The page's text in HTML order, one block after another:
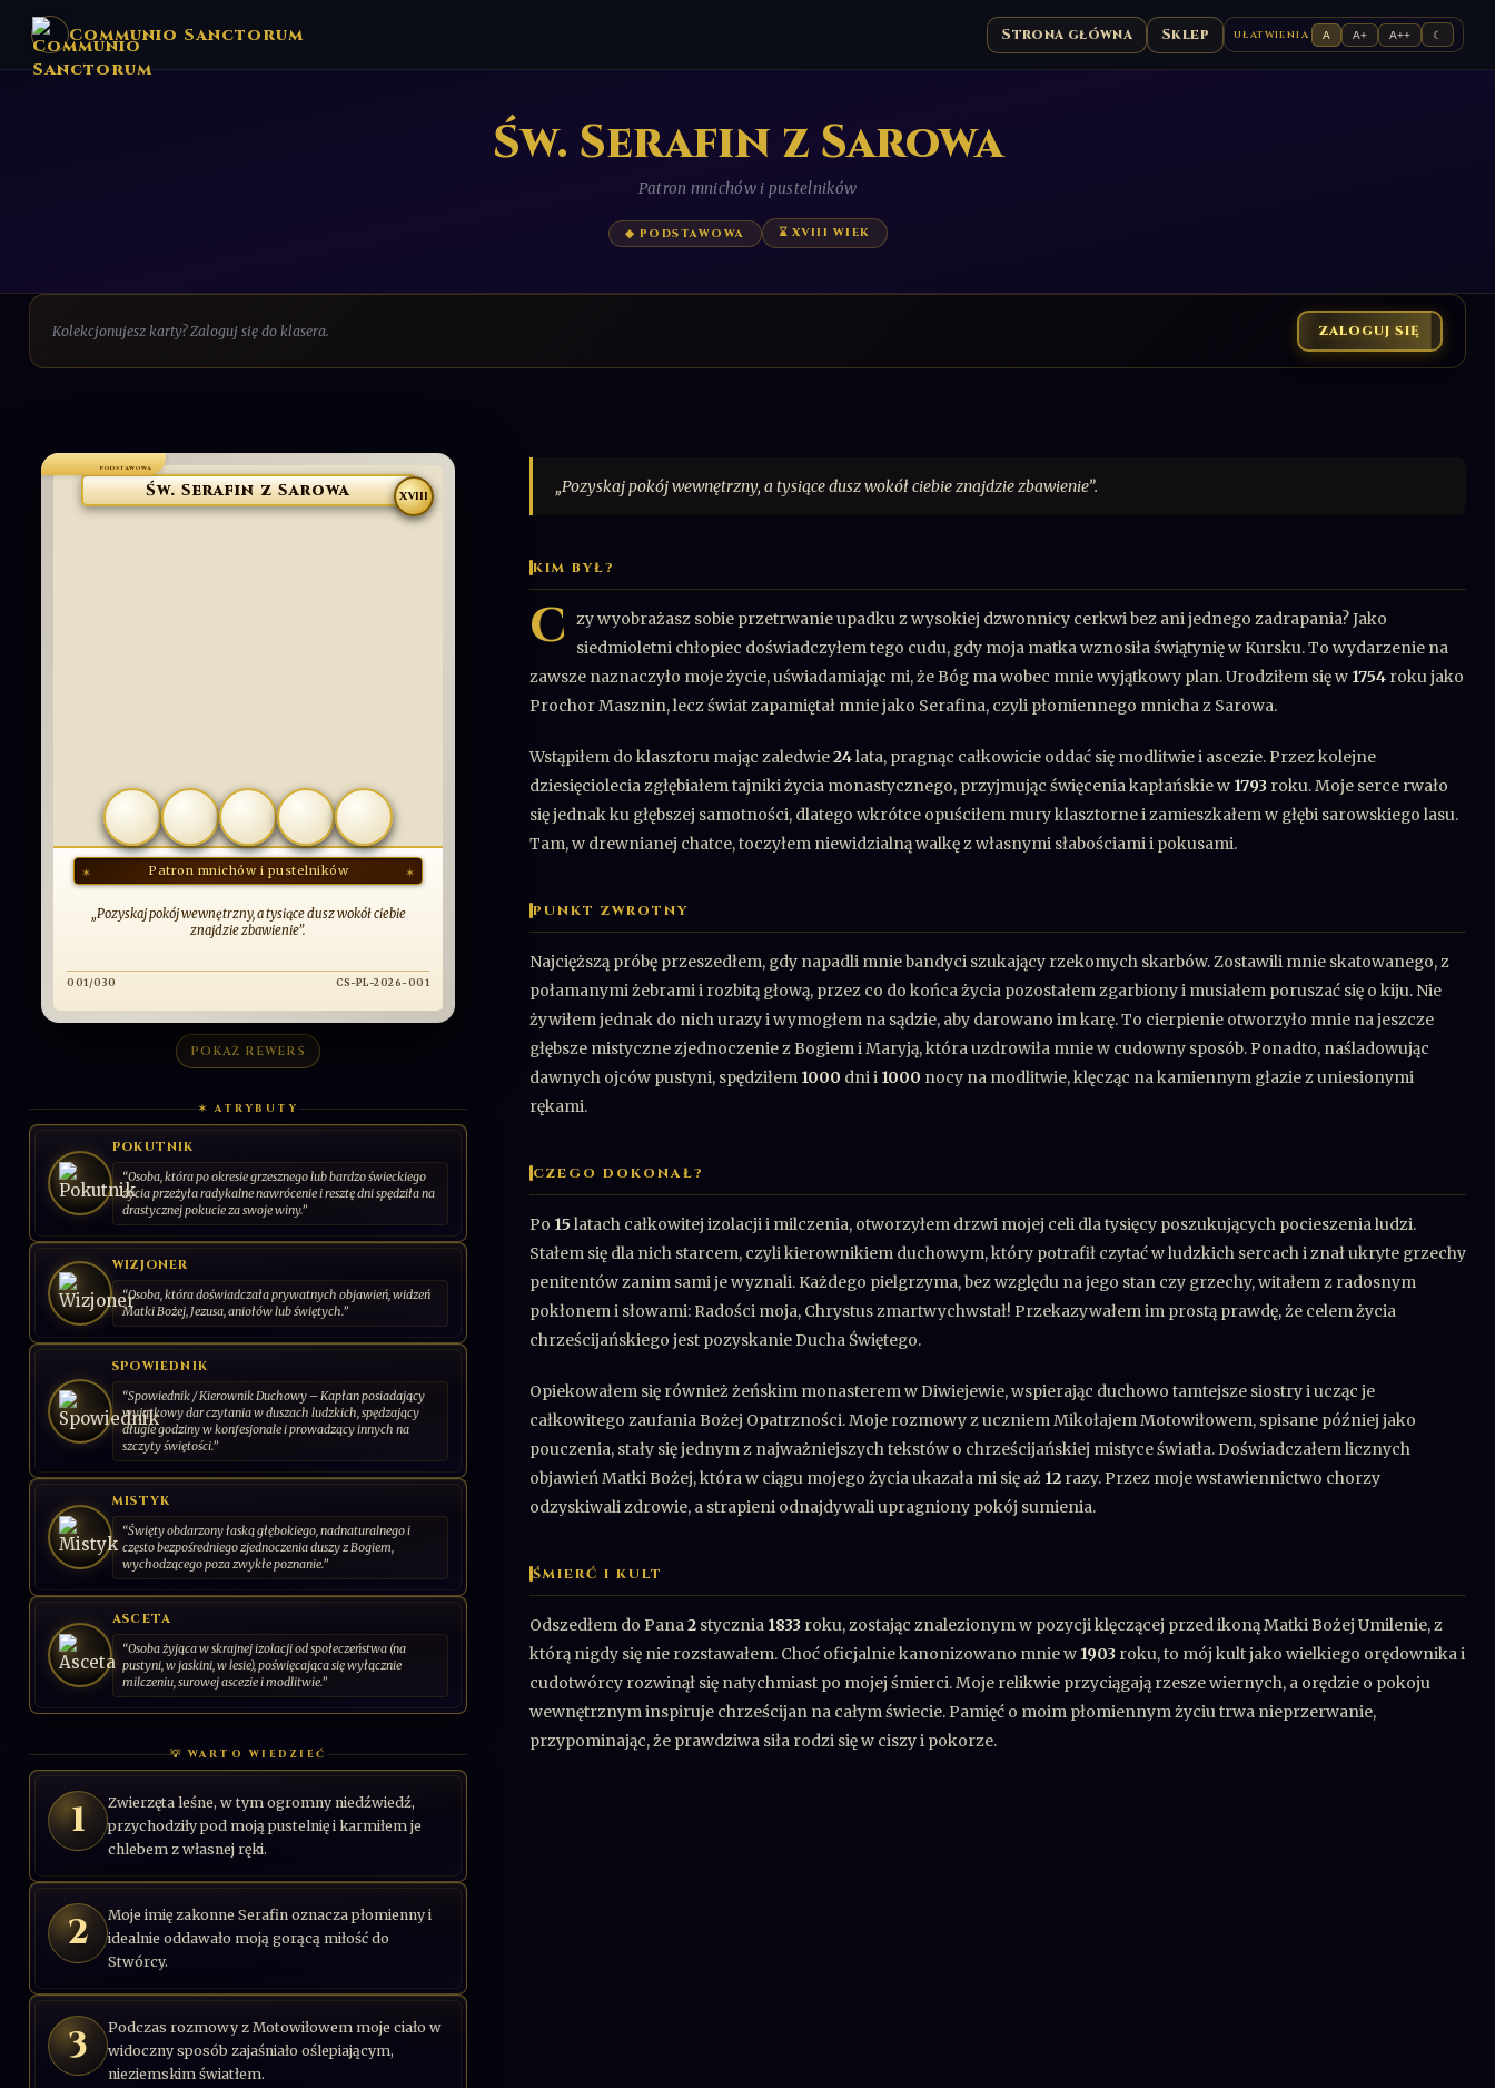
Communio Sanctorum Strona główna Sklep UŁATWIENIA A A+ A++ ☾
Św. Serafin z Sarowa
Patron mnichów i pustelników
◆ PODSTAWOWA ⌛ XVIII WIEK
Kolekcjonujesz karty? Zaloguj się do klasera. ZALOGUJ SIĘ
PODSTAWOWA
Św. Serafin z Sarowa XVIII
Patron mnichów i pustelników
„Pozyskaj pokój wewnętrzny, a tysiące dusz wokół ciebie
znajdzie zbawienie”.
001/030 CS-PL-2026-001
DODAJ KARTĘ
POKAŻ REWERS
✶ ATRYBUTY
POKUTNIK
“Osoba, która po okresie grzesznego lub bardzo świeckiego
życia przeżyła radykalne nawrócenie i resztę dni spędziła na
drastycznej pokucie za swoje winy.”
WIZJONER
“Osoba, która doświadczała prywatnych objawień, widzeń
Matki Bożej, Jezusa, aniołów lub świętych.”
SPOWIEDNIK
“Spowiednik / Kierownik Duchowy – Kapłan posiadający
wyjątkowy dar czytania w duszach ludzkich, spędzający
długie godziny w konfesjonale i prowadzący innych na
szczyty świętości.”
MISTYK
“Święty obdarzony łaską głębokiego, nadnaturalnego i
często bezpośredniego zjednoczenia duszy z Bogiem,
wychodzącego poza zwykłe poznanie.”
ASCETA
“Osoba żyjąca w skrajnej izolacji od społeczeństwa (na
pustyni, w jaskini, w lesie), poświęcająca się wyłącznie
milczeniu, surowej ascezie i modlitwie.”
💡 WARTO WIEDZIEĆ
1
Zwierzęta leśne, w tym ogromny niedźwiedź,
przychodziły pod moją pustelnię i karmiłem je
chlebem z własnej ręki.
2
Moje imię zakonne Serafin oznacza płomienny i
idealnie oddawało moją gorącą miłość do
Stwórcy.
3
Podczas rozmowy z Motowiłowem moje ciało w
widoczny sposób zajaśniało oślepiającym,
nieziemskim światłem.
„Pozyskaj pokój wewnętrzny, a tysiące dusz wokół ciebie znajdzie zbawienie”.
KIM BYŁ?
C
zy wyobrażasz sobie przetrwanie upadku z wysokiej dzwonnicy cerkwi bez ani jednego zadrapania? Jako
siedmioletni chłopiec doświadczyłem tego cudu, gdy moja matka wznosiła świątynię w Kursku. To wydarzenie na
zawsze naznaczyło moje życie, uświadamiając mi, że Bóg ma wobec mnie wyjątkowy plan. Urodziłem się w 1754 roku jako
Prochor Masznin, lecz świat zapamiętał mnie jako Serafina, czyli płomiennego mnicha z Sarowa.
Wstąpiłem do klasztoru mając zaledwie24lata, pragnąc całkowicie oddać się modlitwie i ascezie. Przez kolejne
dziesięciolecia zgłębiałem tajniki życia monastycznego, przyjmując święcenia kapłańskie w 1793 roku. Moje serce rwało
się jednak ku głębszej samotności, dlatego wkrótce opuściłem mury klasztorne i zamieszkałem w głębi sarowskiego lasu.
Tam, w drewnianej chatce, toczyłem niewidzialną walkę z własnymi słabościami i pokusami.
PUNKT ZWROTNY
Najcięższą próbę przeszedłem, gdy napadli mnie bandyci szukający rzekomych skarbów. Zostawili mnie skatowanego, z
połamanymi żebrami i rozbitą głową, przez co do końca życia pozostałem zgarbiony i musiałem poruszać się o kiju. Nie
żywiłem jednak do nich urazy i wymogłem na sądzie, aby darowano im karę. To cierpienie otworzyło mnie na jeszcze
głębsze mistyczne zjednoczenie z Bogiem i Maryją, która uzdrowiła mnie w cudowny sposób. Ponadto, naśladowując
dawnych ojców pustyni, spędziłem 1000 dni i 1000 nocy na modlitwie, klęcząc na kamiennym głazie z uniesionymi
rękami.
CZEGO DOKONAŁ?
Po 15 latach całkowitej izolacji i milczenia, otworzyłem drzwi mojej celi dla tysięcy poszukujących pocieszenia ludzi.
Stałem się dla nich starcem, czyli kierownikiem duchowym, który potrafił czytać w ludzkich sercach i znał ukryte grzechy
penitentów zanim sami je wyznali. Każdego pielgrzyma, bez względu na jego stan czy grzechy, witałem z radosnym
pokłonem i słowami: Radości moja, Chrystus zmartwychwstał! Przekazywałem im prostą prawdę, że celem życia
chrześcijańskiego jest pozyskanie Ducha Świętego.
Opiekowałem się również żeńskim monasterem w Diwiejewie, wspierając duchowo tamtejsze siostry i ucząc je
całkowitego zaufania Bożej Opatrzności. Moje rozmowy z uczniem Mikołajem Motowiłowem, spisane później jako
pouczenia, stały się jednym z najważniejszych tekstów o chrześcijańskiej mistyce światła. Doświadczałem licznych
objawień Matki Bożej, która w ciągu mojego życia ukazała mi się aż 12 razy. Przez moje wstawiennictwo chorzy
odzyskiwali zdrowie, a strapieni odnajdywali upragniony pokój sumienia.
ŚMIERĆ I KULT
Odszedłem do Pana2 stycznia 1833 roku, zostając znalezionym w pozycji klęczącej przed ikoną Matki Bożej Umilenie, z
którą nigdy się nie rozstawałem. Choć oficjalnie kanonizowano mnie w 1903 roku, to mój kult jako wielkiego orędownika i
cudotwórcy rozwinął się natychmiast po mojej śmierci. Moje relikwie przyciągają rzesze wiernych, a orędzie o pokoju
wewnętrznym inspiruje chrześcijan na całym świecie. Pamięć o moim płomiennym życiu trwa nieprzerwanie,
przypominając, że prawdziwa siła rodzi się w ciszy i pokorze.